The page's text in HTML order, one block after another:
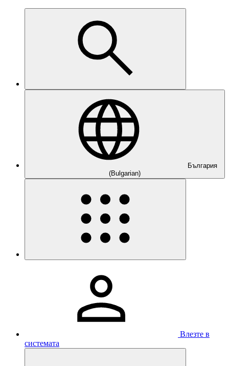
България
(Bulgarian)
Влезте в
системата